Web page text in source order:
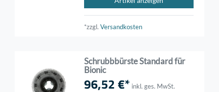
*zzgl.Versandkosten
Schrubbbürste Standard für
Bionic
96,52 €* inkl. ges. MwSt.